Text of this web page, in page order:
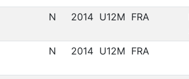
N 2014 U12M FRA
N 2014 U12M FRA